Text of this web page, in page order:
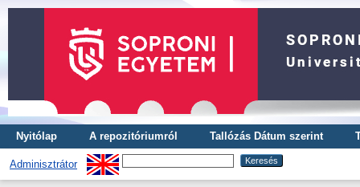
Nyitólap A repozitóriumról Tallózás Dátum szerint
Adminisztrátor